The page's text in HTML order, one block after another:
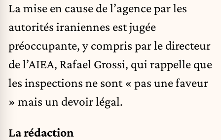
La mise en cause de l’agence par les
autorités iraniennes est jugée
préoccupante, y compris par le directeur
de l’AIEA, Rafael Grossi, qui rappelle que
les inspections ne sont « pas une faveur
» mais un devoir légal.
La rédaction